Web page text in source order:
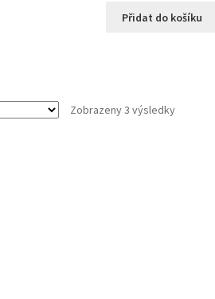
Přidat do košíku
Zobrazeny 3 výsledkySeřazeno